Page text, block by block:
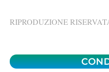
RIPRODUZIONE